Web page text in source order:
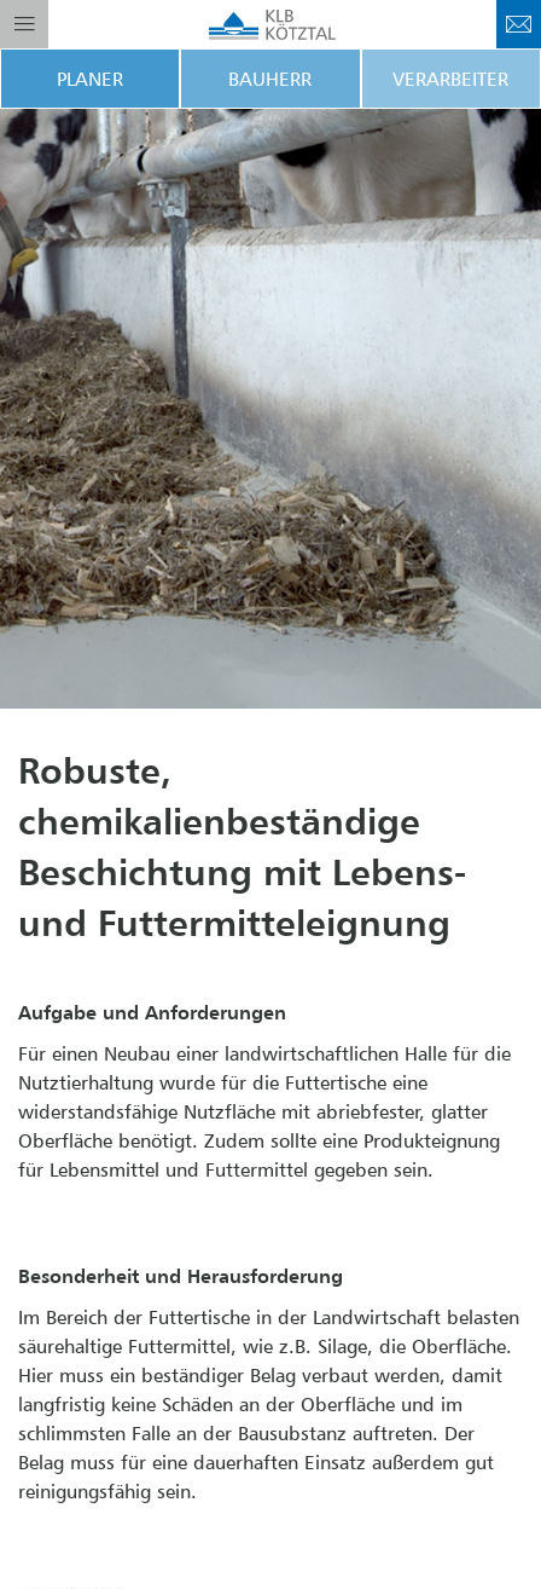
PLANER BAUHERR VERARBEITER
Robuste,
chemikalienbeständige
Beschichtung mit Lebens-
und Futtermitteleignung
Aufgabe und Anforderungen
Für einen Neubau einer landwirtschaftlichen Halle für die
Nutztierhaltung wurde für die Futtertische eine
widerstandsfähige Nutzfläche mit abriebfester, glatter
Oberfläche benötigt. Zudem sollte eine Produkteignung
für Lebensmittel und Futtermittel gegeben sein.
Besonderheit und Herausforderung
Im Bereich der Futtertische in der Landwirtschaft belasten
säurehaltige Futtermittel, wie z.B. Silage, die Oberfläche.
Hier muss ein beständiger Belag verbaut werden, damit
langfristig keine Schäden an der Oberfläche und im
schlimmsten Falle an der Bausubstanz auftreten. Der
Belag muss für eine dauerhaften Einsatz außerdem gut
reinigungsfähig sein.